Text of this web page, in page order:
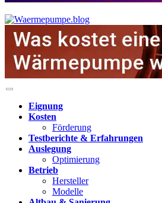
Eignung
Kosten
Förderung
Testberichte & Erfahrungen
Auslegung
Optimierung
Betrieb
Hersteller
Modelle